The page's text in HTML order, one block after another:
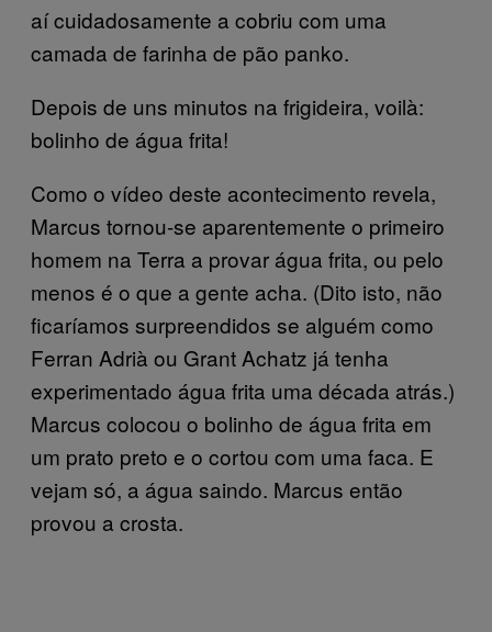
aí cuidadosamente a cobriu com uma
camada de farinha de pão panko.
Depois de uns minutos na frigideira, voilà:
bolinho de água frita!
Como o vídeo deste acontecimento revela,
Marcus tornou-se aparentemente o primeiro
homem na Terra a provar água frita, ou pelo
menos é o que a gente acha. (Dito isto, não
ficaríamos surpreendidos se alguém como
Ferran Adrià ou Grant Achatz já tenha
experimentado água frita uma década atrás.)
Marcus colocou o bolinho de água frita em
um prato preto e o cortou com uma faca. E
vejam só, a água saindo. Marcus então
provou a crosta.